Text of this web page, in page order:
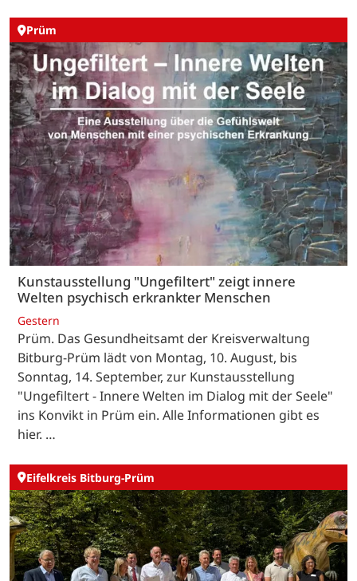
Prüm
Kunstausstellung "Ungefiltert" zeigt innere
Welten psychisch erkrankter Menschen
Gestern
Prüm. Das Gesundheitsamt der Kreisverwaltung
Bitburg-Prüm lädt von Montag, 10. August, bis
Sonntag, 14. September, zur Kunstausstellung
"Ungefiltert - Innere Welten im Dialog mit der Seele"
ins Konvikt in Prüm ein. Alle Informationen gibt es
hier. …
Eifelkreis Bitburg-Prüm